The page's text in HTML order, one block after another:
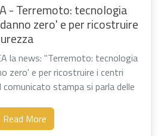
- Terremoto: tecnologia
zero' e per ricostruire
la news: "Terremoto: tecnologia
zero' e per ricostruire i centri
comunicato stampa si parla delle
Read More